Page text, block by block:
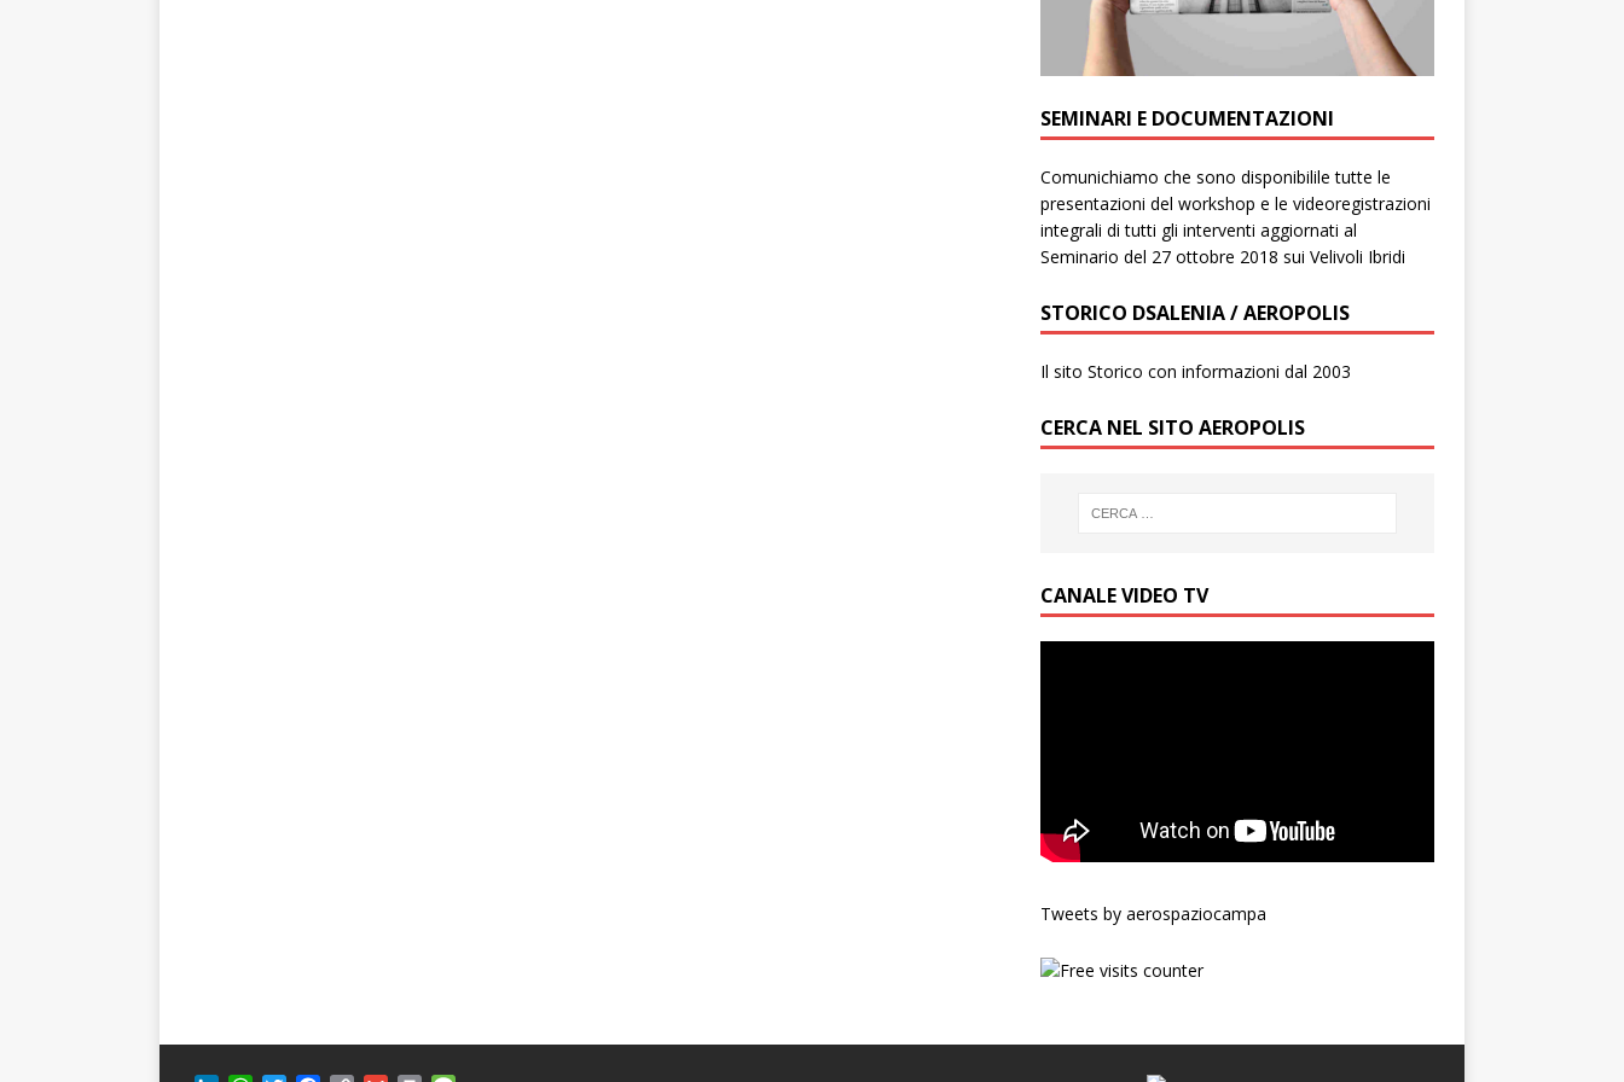
SEMINARI E DOCUMENTAZIONI
Comunichiamo che sono disponibilile tutte le
presentazioni del workshop e le videoregistrazioni
integrali di tutti gli interventi aggiornati al
Seminario del 27 ottobre 2018 sui Velivoli Ibridi
STORICO DSALENIA / AEROPOLIS
Il sito Storico con informazioni dal 2003
CERCA NEL SITO AEROPOLIS
CANALE VIDEO TV
Tweets by aerospaziocampa